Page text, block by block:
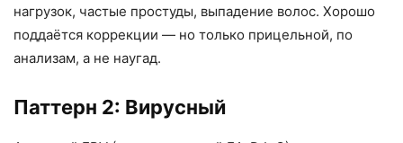
нагрузок, частые простуды, выпадение волос. Хорошо
поддаётся коррекции — но только прицельной, по
анализам, а не наугад.
Паттерн 2: Вирусный